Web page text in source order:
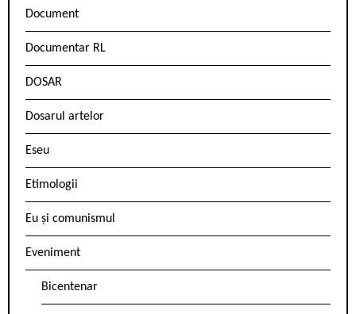
Document
Documentar RL
DOSAR
Dosarul artelor
Eseu
Etimologii
Eu și comunismul
Eveniment
Bicentenar